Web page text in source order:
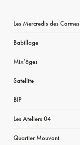
Les Mercredis des Carmes
Babillage
Mix’âges
Satellite
BIP
Les Ateliers 04
Quartier Mouvant